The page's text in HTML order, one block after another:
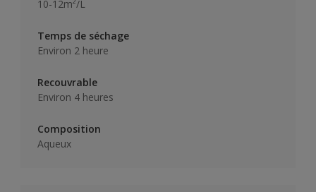
10-12m²/L
Temps de séchage
Environ 2 heure
Recouvrable
Environ 4 heures
Composition
Aqueux